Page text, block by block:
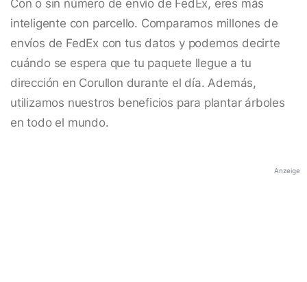
Con o sin número de envío de FedEx, eres más
inteligente con parcello. Comparamos millones de
envíos de FedEx con tus datos y podemos decirte
cuándo se espera que tu paquete llegue a tu
dirección en Corullon durante el día. Además,
utilizamos nuestros beneficios para plantar árboles
en todo el mundo.
Anzeige